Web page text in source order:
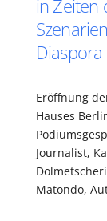
in Zeiten
Diaspora
Eröffnung
Hauses
Journalist,
Matondo,